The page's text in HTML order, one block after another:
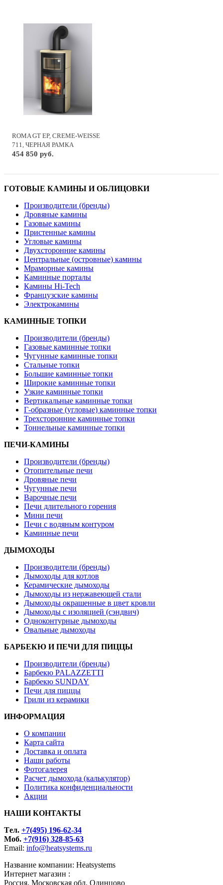
ROMA GT EP, CREME-WEISSE
711, ЧЕРНАЯ РАМКА
454 850 руб.
ГОТОВЫЕ КАМИНЫ И ОБЛИЦОВКИ
Производители (бренды)
Дровяные камины
Газовые камины
Пристенные камины
Угловые камины
Двухсторонние камины
Центральные (островные) камины
Мраморные камины
Каминные порталы
Камины Hi-Tech
Французские камины
Электрокамины
КАМИННЫЕ ТОПКИ
Производители (бренды)
Газовые каминные топки
Чугунные каминные топки
Стальные топки
Большие каминные топки
Широкие каминные топки
Узкие каминные топки
Вертикальные каминные топки
Г-образные (угловые) каминные топки
Трехсторонние каминные топки
Тоннельные каминные топки
ПЕЧИ-КАМИНЫ
Производители (бренды)
Отопительные печи
Дровяные печи
Чугунные печи
Варочные печи
Печи длительного горения
Мини печи
Печи с водяным контуром
Каминные печи
ДЫМОХОДЫ
Производители (бренды)
Дымоходы для котлов
Керамические дымоходы
Дымоходы из нержавеющей стали
Дымоходы окрашенные в цвет кровли
Дымоходы с изоляцией (сэндвич)
Одноконтурные дымоходы
Овальные дымоходы
БАРБЕКЮ И ПЕЧИ ДЛЯ ПИЦЦЫ
Производители (бренды)
Барбекю PALAZZETTI
Барбекю SUNDAY
Печи для пиццы
Грили из керамики
ИНФОРМАЦИЯ
О компании
Карта сайта
Доставка и оплата
Наши работы
Фотогалерея
Расчет дымохода (калькулятор)
Политика конфиденциальности
Акции
НАШИ КОНТАКТЫ
Tел. +7(495) 196-62-34
Моб. +7(916) 328-85-63
Email: info@heatsystems.ru
Название компании: Heatsystems
Интернет магазин :
Россия, Московская обл. Одинцово